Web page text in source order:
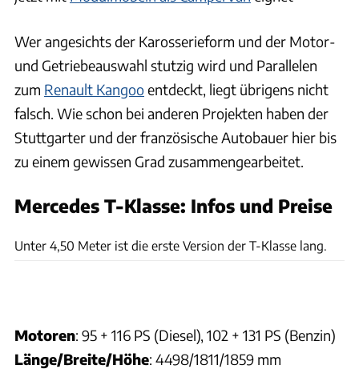
Wer angesichts der Karosserieform und der Motor-
und Getriebeauswahl stutzig wird und Parallelen
zum Renault Kangooentdeckt, liegt übrigens nicht
falsch. Wie schon bei anderen Projekten haben der
Stuttgarter und der französische Autobauer hier bis
zu einem gewissen Grad zusammengearbeitet.
Mercedes T-Klasse: Infos und Preise
Mercedes
Unter 4,50 Meter ist die erste Version der T-Klasse lang.
Motoren: 95 + 116 PS (Diesel), 102 + 131 PS (Benzin)
Länge/Breite/Höhe: 4498/1811/1859 mm